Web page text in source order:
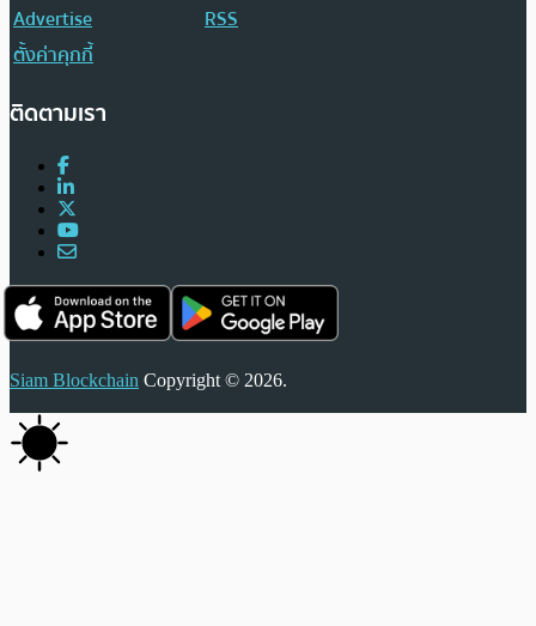
Advertise
RSS
ตั้งค่าคุกกี้
ติดตามเรา
Siam Blockchain Copyright © 2026.